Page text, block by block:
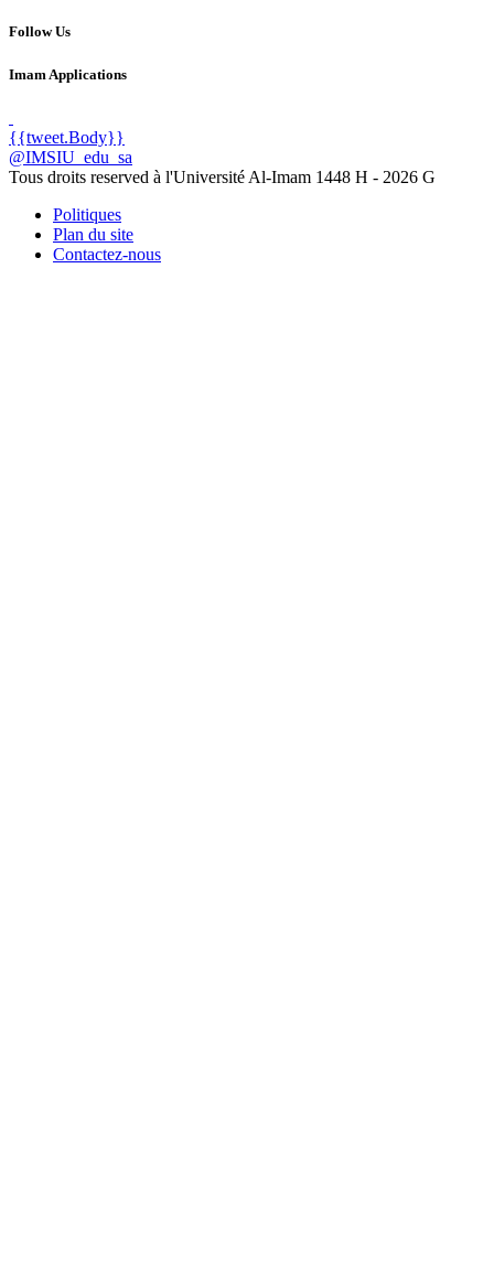
Follow Us
Imam Applications
{{tweet.Body}}
@IMSIU_edu_sa
Tous droits reserved à l'Université Al-Imam 1448 H - 2026 G
Politiques
Plan du site
Contactez-nous